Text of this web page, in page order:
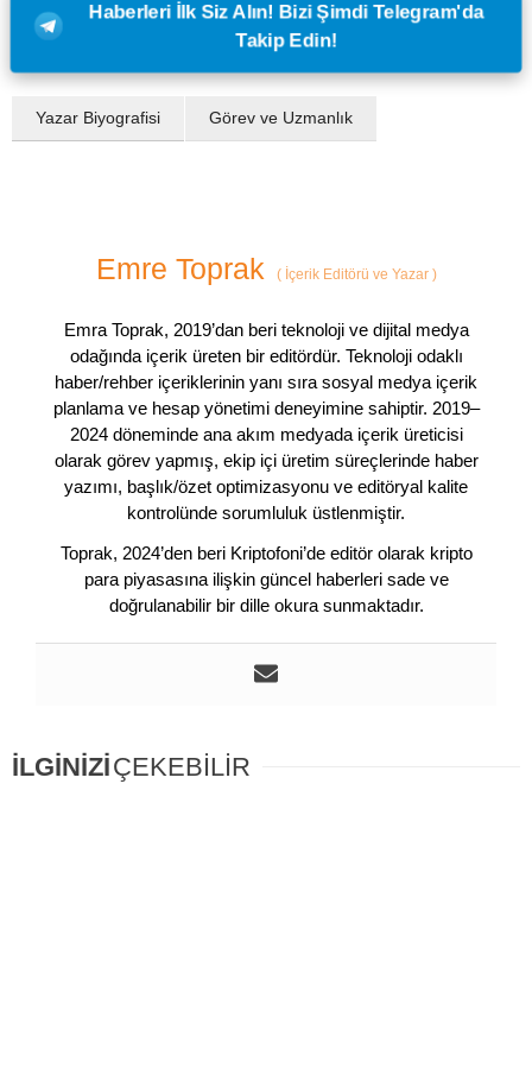
Haberleri İlk Siz Alın! Bizi Şimdi Telegram'da
Takip Edin!
Yazar Biyografisi Görev ve Uzmanlık
Emre Toprak (İçerik Editörü ve Yazar )
Emra Toprak, 2019’dan beri teknoloji ve dijital medya
odağında içerik üreten bir editördür. Teknoloji odaklı
haber/rehber içeriklerinin yanı sıra sosyal medya içerik
planlama ve hesap yönetimi deneyimine sahiptir. 2019–
2024 döneminde ana akım medyada içerik üreticisi
olarak görev yapmış, ekip içi üretim süreçlerinde haber
yazımı, başlık/özet optimizasyonu ve editöryal kalite
kontrolünde sorumluluk üstlenmiştir.
Toprak, 2024’den beri Kriptofoni’de editör olarak kripto
para piyasasına ilişkin güncel haberleri sade ve
doğrulanabilir bir dille okura sunmaktadır.
İLGİNİZİÇEKEBİLİR